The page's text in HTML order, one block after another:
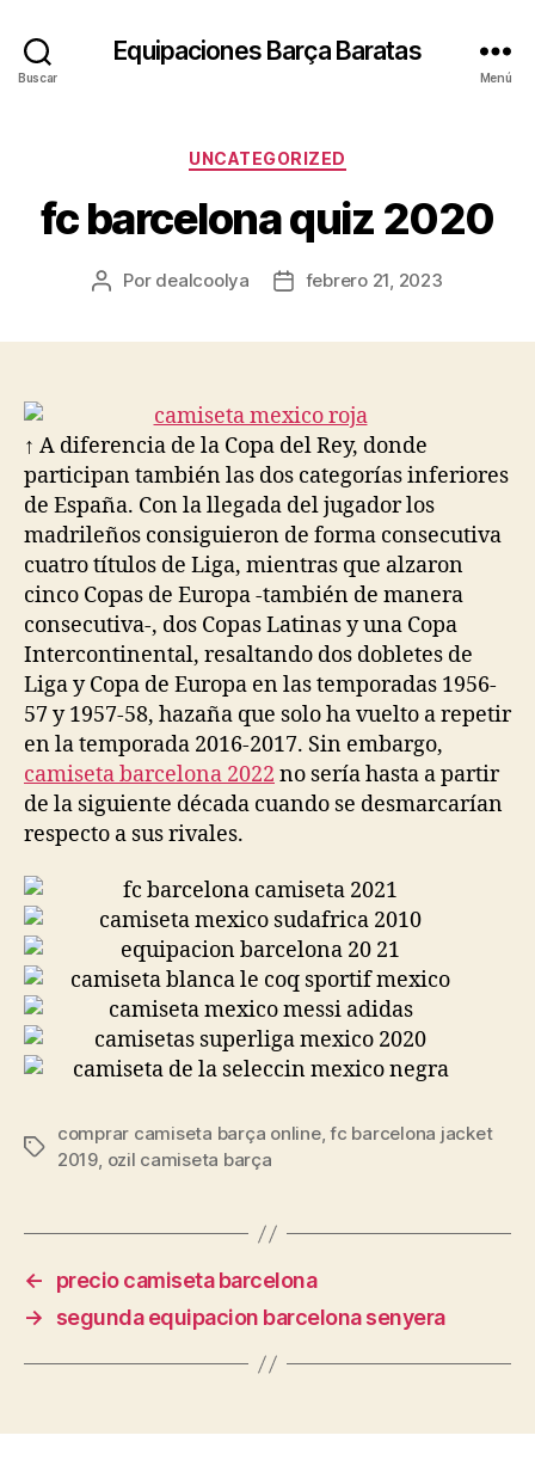
Buscar
Equipaciones Barça Baratas
Menú
Categorías
UNCATEGORIZED
fc barcelona quiz 2020
Autor
Por dealcoolya
Fechafebrero 21, 2023
↑ A diferencia de la Copa del Rey, donde
participan también las dos categorías inferiores
de España. Con la llegada del jugador los
madrileños consiguieron de forma consecutiva
cuatro títulos de Liga, mientras que alzaron
cinco Copas de Europa -también de manera
consecutiva-, dos Copas Latinas y una Copa
Intercontinental, resaltando dos dobletes de
Liga y Copa de Europa en las temporadas 1956-
57 y 1957-58, hazaña que solo ha vuelto a repetir
en la temporada 2016-2017. Sin embargo,
camiseta barcelona 2022 no sería hasta a partir
de la siguiente década cuando se desmarcarían
respecto a sus rivales.
Etiquetas
comprar camiseta barça online,fc barcelona jacket
2019, ozil camiseta barça
←
precio camiseta barcelona
→
segunda equipacion barcelona senyera